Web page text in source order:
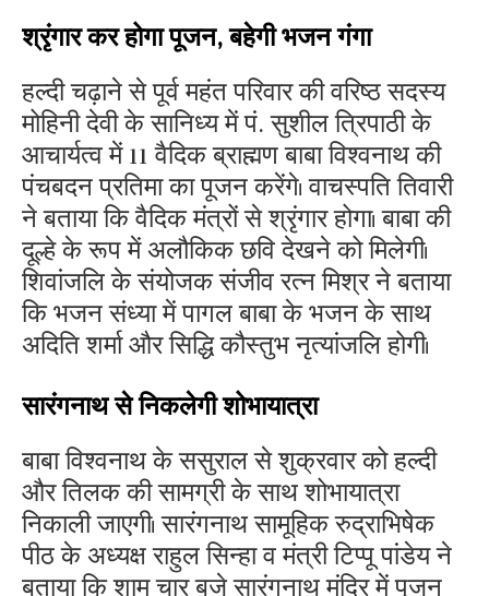
श्रृंगार कर होगा पूजन, बहेगी भजन गंगा
हल्दी चढ़ाने से पूर्व महंत परिवार की वरिष्ठ सदस्य
मोहिनी देवी के सानिध्य में पं. सुशील त्रिपाठी के
आचार्यत्व में 11 वैदिक ब्राह्मण बाबा विश्वनाथ की
पंचबदन प्रतिमा का पूजन करेंगे। वाचस्पति तिवारी
ने बताया कि वैदिक मंत्रों से श्रृंगार होगा। बाबा की
दूल्हे के रूप में अलौकिक छवि देखने को मिलेगी।
शिवांजलि के संयोजक संजीव रत्न मिश्र ने बताया
कि भजन संध्या में पागल बाबा के भजन के साथ
अदिति शर्मा और सिद्धि कौस्तुभ नृत्यांजलि होगी।
सारंगनाथ से निकलेगी शोभायात्रा
बाबा विश्वनाथ के ससुराल से शुक्रवार को हल्दी
और तिलक की सामग्री के साथ शोभायात्रा
निकाली जाएगी। सारंगनाथ सामूहिक रुद्राभिषेक
पीठ के अध्यक्ष राहुल सिन्हा व मंत्री टिप्पू पांडेय ने
बताया कि शाम चार बजे सारंगनाथ मंदिर में पूजन